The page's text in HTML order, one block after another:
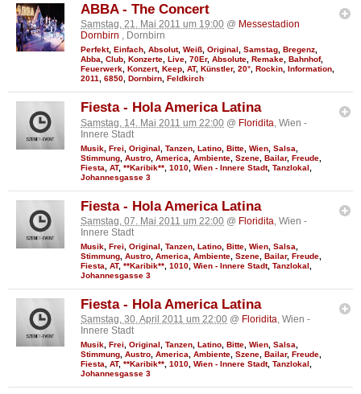
ABBA - The Concert
Samstag, 21. Mai 2011 um 19:00 @ Messestadion
Dornbirn , Dornbirn
Perfekt, Einfach, Absolut, Weiß, Original, Samstag, Bregenz,
Abba, Club, Konzerte, Live, 70Er, Absolute, Remake, Bahnhof,
Feuerwerk, Konzert, Keep, AT, Künstler, 20°, Rockin, Information,
2011, 6850, Dornbirn, Feldkirch
Fiesta - Hola America Latina
Samstag, 14. Mai 2011 um 22:00 @ Floridita , Wien -
Innere Stadt
Musik Frei Original Tanzen Latino Bitte Wien Salsa
Stimmung Austro America Ambiente Szene Bailar, Freude
Fiesta
AT, **Karibik** 1010 Wien - Innere Stadt, Tanzlokal
Johannesgasse 3
Fiesta - Hola America Latina
Samstag, 07. Mai 2011 um 22:00 @ Floridita, Wien -
Innere Stadt
Musik Frei Original Tanzen Latino Bitte Wien Salsa
Stimmung Austro America Ambiente Szene Bailar, Freude
Fiesta
AT, **Karibik** 1010 Wien - Innere Stadt, Tanzlokal
Johannesgasse 3
Fiesta - Hola America Latina
Samstag, 30. April 2011 um 22:00 @ Floridita, Wien -
Innere Stadt
Musik, Frei, Original , Tanzen, Latino, Bitte, Wien, Salsa,
Stimmung, Austro, America, Ambiente, Szene, Bailar, Freude,
Fiesta, AT, **Karibik**, 1010, Wien - Innere Stadt, Tanzlokal ,
Johannesgasse 3